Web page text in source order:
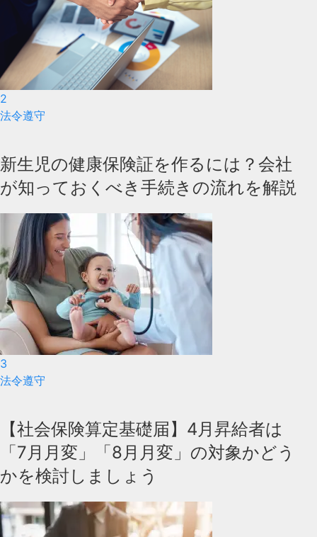
2
法令遵守
新生児の健康保険証を作るには？会社
が知っておくべき手続きの流れを解説
3
法令遵守
【社会保険算定基礎届】4月昇給者は
「7月月変」「8月月変」の対象かどう
かを検討しましょう